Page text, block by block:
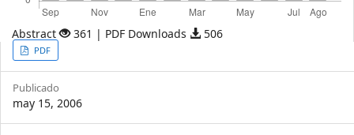
Abstract 361 | PDF Downloads 506
Article
Sidebar
PDF
Publicado
may 15, 2006